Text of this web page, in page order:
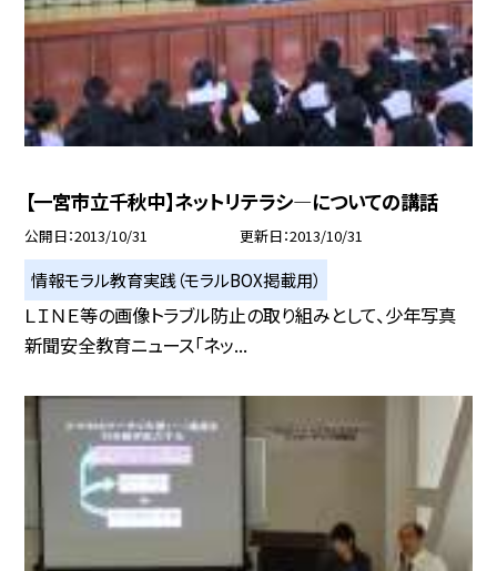
【一宮市立千秋中】ネットリテラシ—についての講話
公開日 2013/10/31 更新日 2013/10/31
情報モラル教育実践（モラルBOX掲載用）
ＬＩＮＥ等の画像トラブル防止の取り組みとして、少年写真
新聞安全教育ニュース「ネッ...